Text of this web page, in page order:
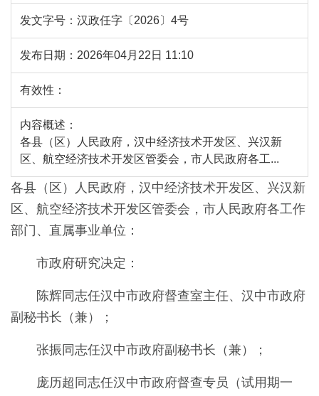
发文字号： 汉政任字〔2026〕4号
发布日期： 2026年04月22日 11:10
有效性：
内容概述：
各县（区）人民政府，汉中经济技术开发区、兴汉新
区、航空经济技术开发区管委会，市人民政府各工...
各县（区）人民政府，汉中经济技术开发区、兴汉新
区、航空经济技术开发区管委会， 市人民政府各工作
部门、直属事业单位：
市政府研究决定：
陈辉同志任汉中市政府督查室主任、汉中市政府
副秘书长（兼）；
张振同志任汉中市政府副秘书长（兼）；
庞历超同志任汉中市政府督查专员（试用期一